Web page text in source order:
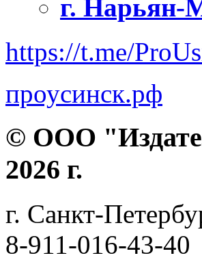
г. Нарьян-
https://t.me/
проусинск.рф
© ООО
2026 г.
г. Санкт-
8-911-016-43-40